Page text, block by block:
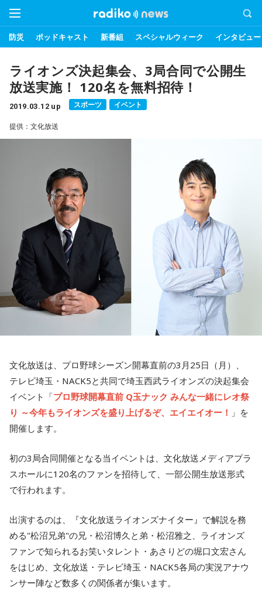
防災 ポッドキャスト 新番組 スペシャルウィーク インタビュー
ライオンズ決起集会、3局合同で公開生
放送実施！ 120名を無料招待！
2019.03.12 up スポーツ イベント
提供：文化放送
文化放送は、プロ野球シーズン開幕直前の3月25日（月）、
テレビ埼玉・NACK5と共同で埼玉西武ライオンズの決起集会
イベント「プロ野球開幕直前 Q玉ナック みんな一緒にレオ祭
り ～今年もライオンズを盛り上げるぞ、エイエイオー！ 」を
開催します。
初の3局合同開催となる当イベントは、文化放送メディアプラ
スホールに120名のファンを招待して、一部公開生放送形式
で行われます。
出演するのは、『文化放送ライオンズナイター』で解説を務
める"松沼兄弟"の兄・松沼博久と弟・松沼雅之、ライオンズ
ファンで知られるお笑いタレント・あさりどの堀口文宏さん
をはじめ、文化放送・テレビ埼玉・NACK5各局の実況アナウ
ンサー陣など数多くの関係者が集います。